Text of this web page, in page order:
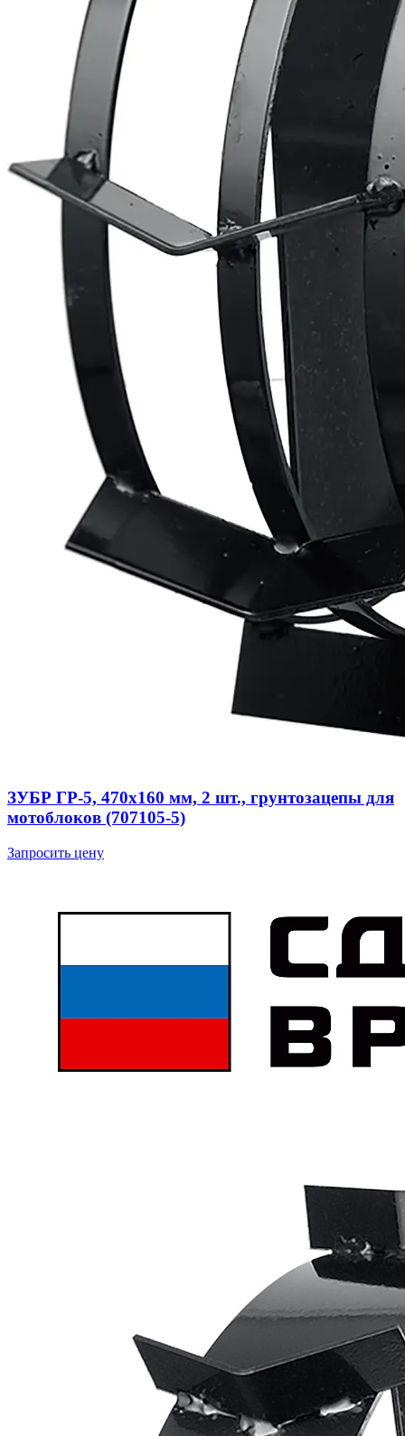
ЗУБР ГР-5, 470х160 мм, 2 шт., грунтозацепы для
мотоблоков (707105-5)
Запросить цену